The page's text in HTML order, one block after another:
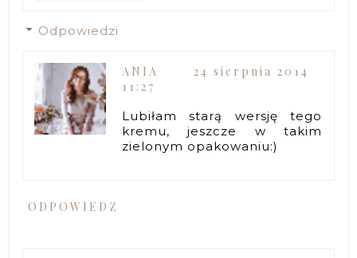
Odpowiedzi
ANIA
24 sierpnia 2014
11:27
Lubiłam starą wersję tego
kremu, jeszcze w takim
zielonym opakowaniu:)
ODPOWIEDZ